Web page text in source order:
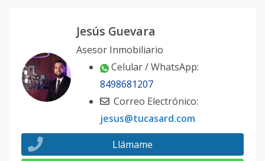
Jesús Guevara
Asesor Inmobiliario
Celular / WhatsApp:
8498681207
Correo Electrónico:
jesus@tucasard.com
Llámame